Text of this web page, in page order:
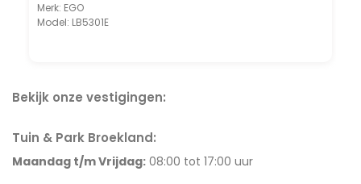
Merk: EGO
Model: LB5301E
Bekijk onze vestigingen:
Tuin & Park Broekland:
Maandag t/m Vrijdag: 08:00 tot 17:00 uur